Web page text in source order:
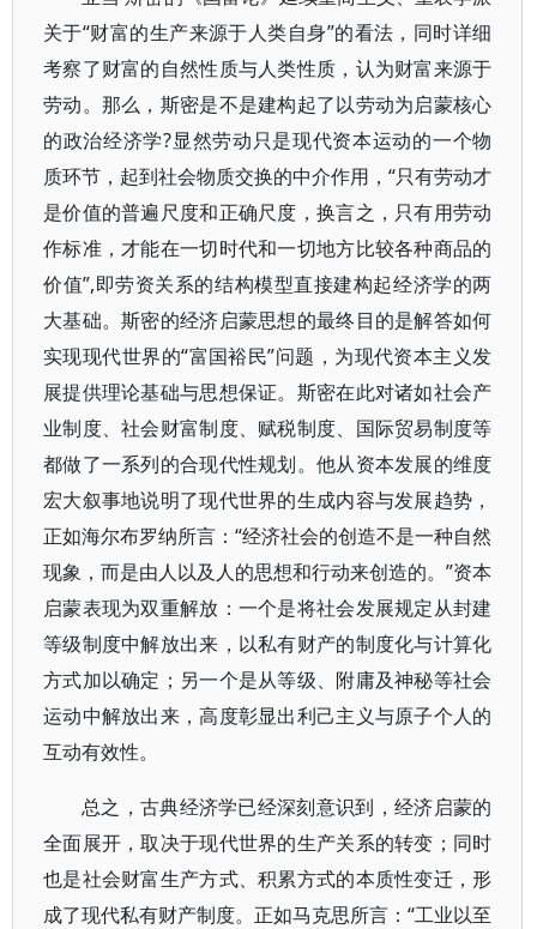
关于“财富的生产来源于人类自身”的看法，同时详细
考察了财富的自然性质与人类性质，认为财富来源于
劳动。那么，斯密是不是建构起了以劳动为启蒙核心
的政治经济学?显然劳动只是现代资本运动的一个物
质环节，起到社会物质交换的中介作用，“只有劳动才
是价值的普遍尺度和正确尺度，换言之，只有用劳动
作标准，才能在一切时代和一切地方比较各种商品的
价值”,即劳资关系的结构模型直接建构起经济学的两
大基础。斯密的经济启蒙思想的最终目的是解答如何
实现现代世界的“富国裕民”问题，为现代资本主义发
展提供理论基础与思想保证。斯密在此对诸如社会产
业制度、社会财富制度、赋税制度、国际贸易制度等
都做了一系列的合现代性规划。他从资本发展的维度
宏大叙事地说明了现代世界的生成内容与发展趋势，
正如海尔布罗纳所言：“经济社会的创造不是一种自然
现象，而是由人以及人的思想和行动来创造的。”资本
启蒙表现为双重解放：一个是将社会发展规定从封建
等级制度中解放出来，以私有财产的制度化与计算化
方式加以确定；另一个是从等级、附庸及神秘等社会
运动中解放出来，高度彰显出利己主义与原子个人的
互动有效性。
总之，古典经济学已经深刻意识到，经济启蒙的
全面展开，取决于现代世界的生产关系的转变；同时
也是社会财富生产方式、积累方式的本质性变迁，形
成了现代私有财产制度。正如马克思所言：“工业以至